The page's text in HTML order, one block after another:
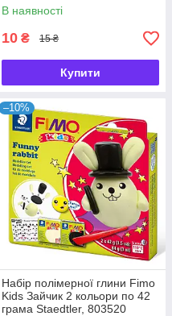
В наявності
10 ₴ 15 ₴
Купити
–10%
Набір полімерної глини Fimo
Kids Зайчик 2 кольори по 42
грама Staedtler, 803520